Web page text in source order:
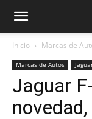
Inicio Marcas de
Marcas de Autos
Jaguar